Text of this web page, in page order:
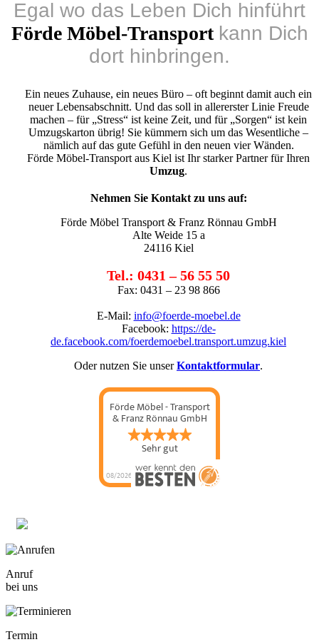
Egal wo das Leben Dich hinführt
Förde Möbel-Transport kann Dich
dort hinbringen.
Ein neues Zuhause, ein neues Büro – oft beginnt damit auch ein
neuer Lebensabschnitt. Und das soll in allererster Linie Freude
machen – für „Stress“ ist keine Zeit, und für „Sorgen“ ist kein
Umzugskarton übrig! Sie kümmern sich um das Wesentliche –
nämlich auf das gute Gefühl in den neuen vier Wänden.
Förde Möbel-Transport aus Kiel ist Ihr starker Partner für Ihren
Umzug.
Nehmen Sie Kontakt zu uns auf:
Förde Möbel Transport & Franz Rönnau GmbH
Alte Weide 15 a
24116 Kiel
Tel.: 0431 – 56 55 50
Fax: 0431 – 23 98 866
E-Mail: info@foerde-moebel.de
Facebook: https://de-
de.facebook.com/foerdemoebel.transport.umzug.kiel
Oder nutzen Sie unserKontaktformular.
Förde Möbel - Transport
& Franz Rönnau GmbH
Sehr gut
08/2026
Anruf
bei uns
Termin